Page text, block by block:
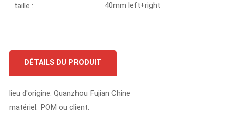
taille : 40mm left+right
DÉTAILS DU PRODUIT
lieu d'origine: Quanzhou Fujian Chine
matériel: POM ou client.